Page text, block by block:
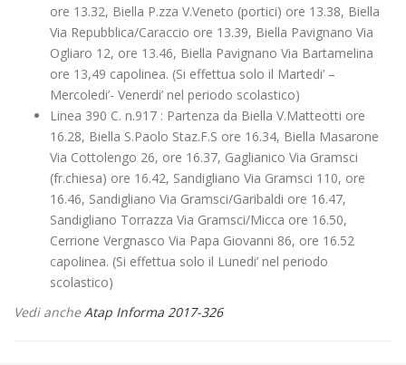
ore 13.32, Biella P.zza V.Veneto (portici) ore 13.38, Biella
Via Repubblica/Caraccio ore 13.39, Biella Pavignano Via
Ogliaro 12, ore 13.46, Biella Pavignano Via Bartamelina
ore 13,49 capolinea. (Si effettua solo il Martedi’ –
Mercoledi’- Venerdi’ nel periodo scolastico)
Linea 390 C. n.917 : Partenza da Biella V.Matteotti ore
16.28, Biella S.Paolo Staz.F.S ore 16.34, Biella Masarone
Via Cottolengo 26, ore 16.37, Gaglianico Via Gramsci
(fr.chiesa) ore 16.42, Sandigliano Via Gramsci 110, ore
16.46, Sandigliano Via Gramsci/Garibaldi ore 16.47,
Sandigliano Torrazza Via Gramsci/Micca ore 16.50,
Cerrione Vergnasco Via Papa Giovanni 86, ore 16.52
capolinea. (Si effettua solo il Lunedi’ nel periodo
scolastico)
Vedi ancheAtap Informa 2017-326